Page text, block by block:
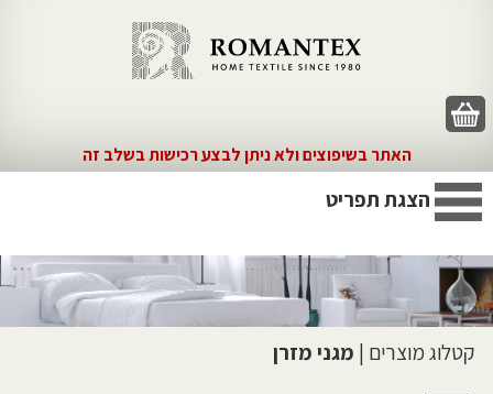
האתר בשיפוצים ולא ניתן לבצע רכישות בשלב זה
הצגת תפריט
קטלוג מוצרים | מגני מזרן